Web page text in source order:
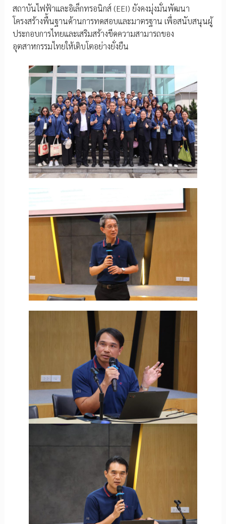
สถาบันไฟฟ้าและอิเล็กทรอนิกส์ (EEI) ยังคงมุ่งมั่นพัฒนา
โครงสร้างพื้นฐานด้านการทดสอบและมาตรฐาน เพื่อสนับสนุนผู้
ประกอบการไทยและเสริมสร้างขีดความสามารถของ
อุตสาหกรรมไทยให้เติบโตอย่างยั่งยืน